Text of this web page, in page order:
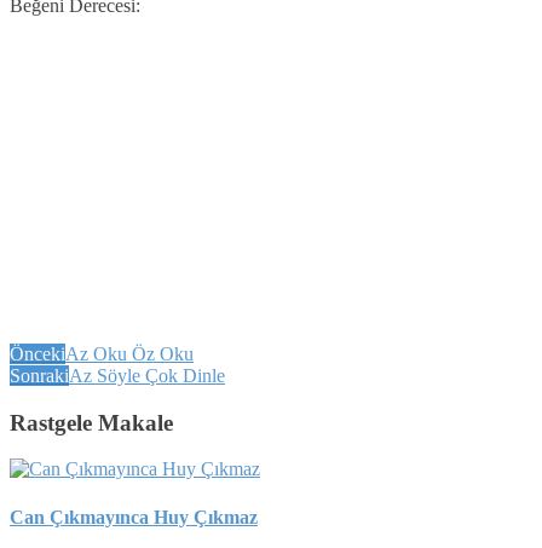
Beğeni Derecesi:
ÖncekiAz Oku Öz Oku
SonrakiAz Söyle Çok Dinle
Rastgele Makale
Can Çıkmayınca Huy Çıkmaz